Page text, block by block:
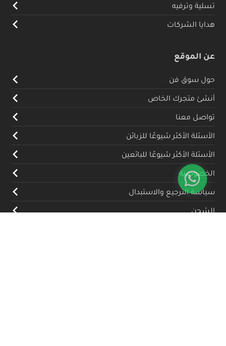
تسلية وترفيه
هدايا الشركات
عن الموقع
حول سوق فن
أنشئ متجرك الخاص
تواصل معنا
الأسئلة الأكثر شيوعًا للزبائن
الأسئلة الأكثر شيوعًا للبائعين
الخصوصية
سياسة الترجيع والاستبدال
الشحن